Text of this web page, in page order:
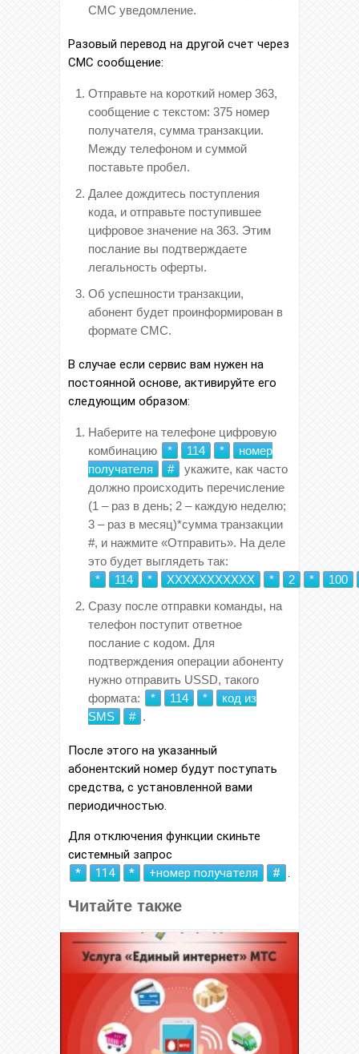
СМС уведомление.
Разовый перевод на другой счет через
СМС сообщение:
Отправьте на короткий номер 363,
сообщение с текстом: 375 номер
получателя, сумма транзакции.
Между телефоном и суммой
поставьте пробел.
Далее дождитесь поступления
кода, и отправьте поступившее
цифровое значение на 363. Этим
послание вы подтверждаете
легальность оферты.
Об успешности транзакции,
абонент будет проинформирован в
формате СМС.
В случае если сервис вам нужен на
постоянной основе, активируйте его
следующим образом:
Наберите на телефоне цифровую
комбинацию
* 114 *
номер
получателя
#
укажите, как часто
должно происходить перечисление
(1 – раз в день; 2 – каждую неделю;
3 – раз в месяц)*сумма транзакции
#, и нажмите «Отправить». На деле
это будет выглядеть так:
*
114 * ХХХХХХХХХХХ * 2 *
100
Сразу после отправки команды, на
телефон поступит ответное
послание с кодом. Для
подтверждения операции абоненту
нужно отправить USSD, такого
формата:
* 114 *
код из
SMS
# .
После этого на указанный
абонентский номер будут поступать
средства, с установленной вами
периодичностью.
Для отключения функции скиньте
системный запрос
*
114 * +номер получателя # .
Читайте также